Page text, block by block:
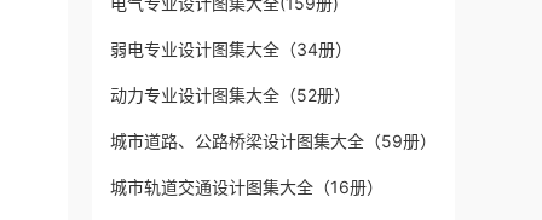
弱电专业设计图集大全（34册）
动力专业设计图集大全（52册）
城市道路、公路桥梁设计图集大全（59册）
城市轨道交通设计图集大全（16册）